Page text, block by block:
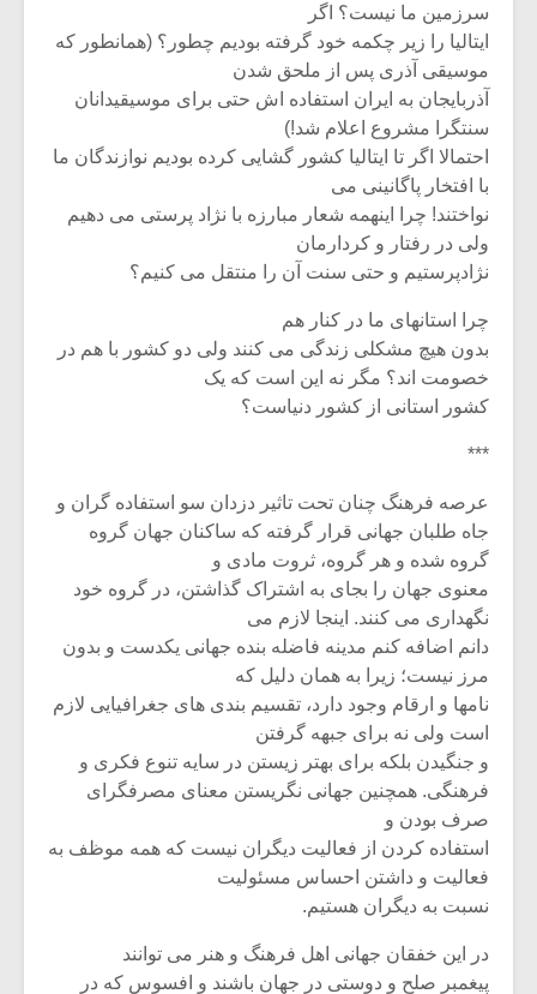
سرزمین ما نیست؟ اگر
ایتالیا را زیر چکمه خود گرفته بودیم چطور؟ (همانطور که
موسیقی آذری پس از ملحق شدن
آذربایجان به ایران استفاده اش حتی برای موسیقیدانان
سنتگرا مشروع اعلام شد!)
احتمالا اگر تا ایتالیا کشور گشایی کرده بودیم نوازندگان ما
با افتخار پاگانینی می
نواختند! چرا اینهمه شعار مبارزه با نژاد پرستی می دهیم
ولی در رفتار و کردارمان
نژادپرستیم و حتی سنت آن را منتقل می کنیم؟
چرا استانهای ما در کنار هم
بدون هیچ مشکلی زندگی می کنند ولی دو کشور با هم در
خصومت اند؟ مگر نه این است که یک
کشور استانی از کشور دنیاست؟
***
عرصه فرهنگ چنان تحت تاثیر دزدان سو استفاده گران و
جاه طلبان جهانی قرار گرفته که ساکنان جهان گروه
گروه شده و هر گروه، ثروت مادی و
معنوی جهان را بجای به اشتراک گذاشتن، در گروه خود
نگهداری می کنند. اینجا لازم می
دانم اضافه کنم مدینه فاضله بنده جهانی یکدست و بدون
مرز نیست؛ زیرا به همان دلیل که
نامها و ارقام وجود دارد، تقسیم بندی های جغرافیایی لازم
است ولی نه برای جبهه گرفتن
و جنگیدن بلکه برای بهتر زیستن در سایه تنوع فکری و
فرهنگی. همچنین جهانی نگریستن معنای مصرفگرای
صرف بودن و
استفاده کردن از فعالیت دیگران نیست که همه موظف به
فعالیت و داشتن احساس مسئولیت
نسبت به دیگران هستیم.
در این خفقان جهانی اهل فرهنگ و هنر می توانند
پیغمبر صلح و دوستی در جهان باشند و افسوس که در
میکلوش روژا
یادداشتی بر موسیقی
متن فیلم «متری
شیش و نیم»
مشهورترین باشی،
بدنام ترین باش